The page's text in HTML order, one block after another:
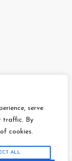
serve
traffic. By
cookies.
ALL